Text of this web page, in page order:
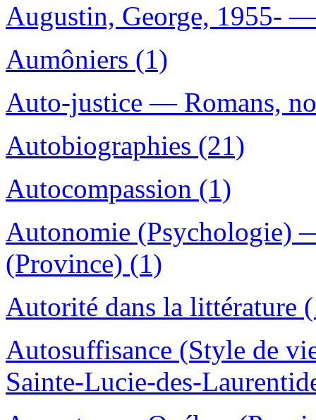
Augustin, George, 1955-
Aumôniers (1)
Auto-justice — Romans,
Autobiographies (21)
Autocompassion (1)
Autonomie (Psychologie)
(Province) (1)
Autorité dans la littérature
Autosuffisance (Style de
Sainte-Lucie-des-